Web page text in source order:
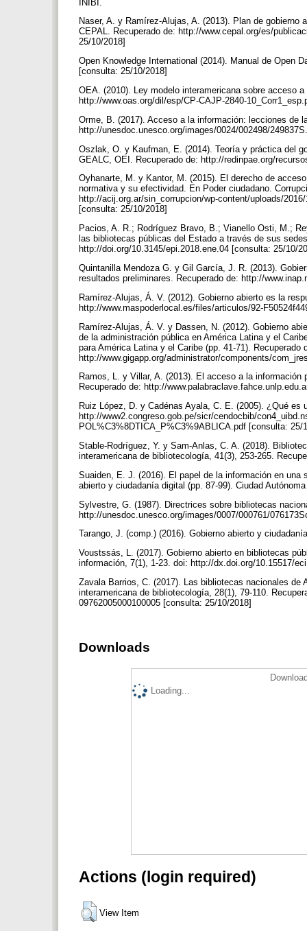
INIBI.
Naser, A. y Ramírez-Alujas, A. (2013). Plan de gobierno
CEPAL. Recuperado de: http://www.cepal.org/es/
25/10/2018]
Open Knowledge International (2014). Manual de Open
[consulta: 25/10/2018]
OEA. (2010). Ley modelo interamericana sobre acceso
http://www.oas.org/dil/esp/CP-CAJP-2840-
Orme, B. (2017). Acceso a la información: lecciones de
http://unesdoc.unesco.org/images/0024/002498/
Oszlak, O. y Kaufman, E. (2014). Teoría y práctica del
GEALC, OEI. Recuperado de: http://redinpae.org/
Oyhanarte, M. y Kantor, M. (2015). El derecho de
normativa y su efectividad. En Poder ciudadano.
http://acij.org.ar/sin_corrupcion/wp-content/uploads/
[consulta: 25/10/2018]
Pacios, A. R.; Rodríguez Bravo, B.; Vianello Osti, M.;
las bibliotecas públicas del Estado a través de sus
http://doi.org/10.3145/epi.2018.ene.04 [consulta: 25/10/
Quintanilla Mendoza G. y Gil García, J. R. (2013).
resultados preliminares. Recuperado de: http://
Ramírez-Alujas, Á. V. (2012). Gobierno abierto es la
http://www.maspoderlocal.es/files/articulos/92-
Ramírez-Alujas, Á. V. y Dassen, N. (2012). Gobierno
de la administración pública en América Latina y el
para América Latina y el Caribe (pp. 41-71). Recuperado
http://www.gigapp.org/administrator/components/
Ramos, L. y Villar, A. (2013). El acceso a la
Recuperado de: http://
Ruiz López, D. y Cadénas Ayala, C. E. (2005). ¿Qué
http://www2.congreso.gob.pe/sicr/cendocbib/
POL%C3%8DTICA_P%C3%9ABLICA.pdf [consulta:
Stable-Rodríguez, Y. y Sam-Anlas, C. A. (2018).
interamericana de bibliotecología, 41(3), 253-265.
Suaiden, E. J. (2016). El papel de la información en
abierto y ciudadanía digital (pp. 87-99). Ciudad
Sylvestre, G. (1987). Directrices sobre bibliotecas
http://unesdoc.unesco.org/images/0007/000761/
Tarango, J. (comp.) (2016). Gobierno abierto y
Voustssás, L. (2017). Gobierno abierto en bibliotecas
información, 7(1), 1-23. doi: http://dx.doi.org/10.15517/
Zavala Barrios, C. (2017). Las bibliotecas nacionales
interamericana de bibliotecología, 28(1), 79-110.
09762005000100005 [consulta: 25/10/2018]
Downloads
Loading...
Actions (login required)
View Item